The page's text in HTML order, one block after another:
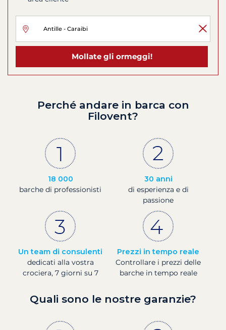
Mollate gli ormeggi!
Perché andare in barca con
Filovent?
18 000
barche di professionisti
30 anni
di esperienza e di
passione
Un team di consulenti
dedicati alla vostra
crociera, 7 giorni su 7
Prezzi in tempo reale
Controllare i prezzi delle
barche in tempo reale
Quali sono le nostre garanzie?